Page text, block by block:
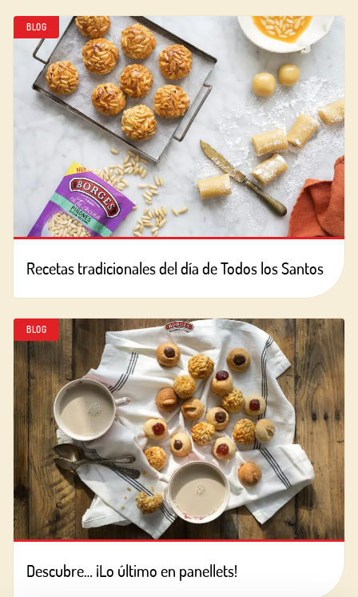
BLOG
Recetas tradicionales del día de Todos los Santos
BLOG
Descubre… ¡Lo último en panellets!